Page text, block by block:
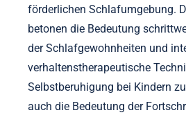
förderlichen Schlafumgebung.
betonen die Bedeutung
der Schlafgewohnheiten und
verhaltenstherapeutische
Selbstberuhigung bei Kindern
auch die Bedeutung der